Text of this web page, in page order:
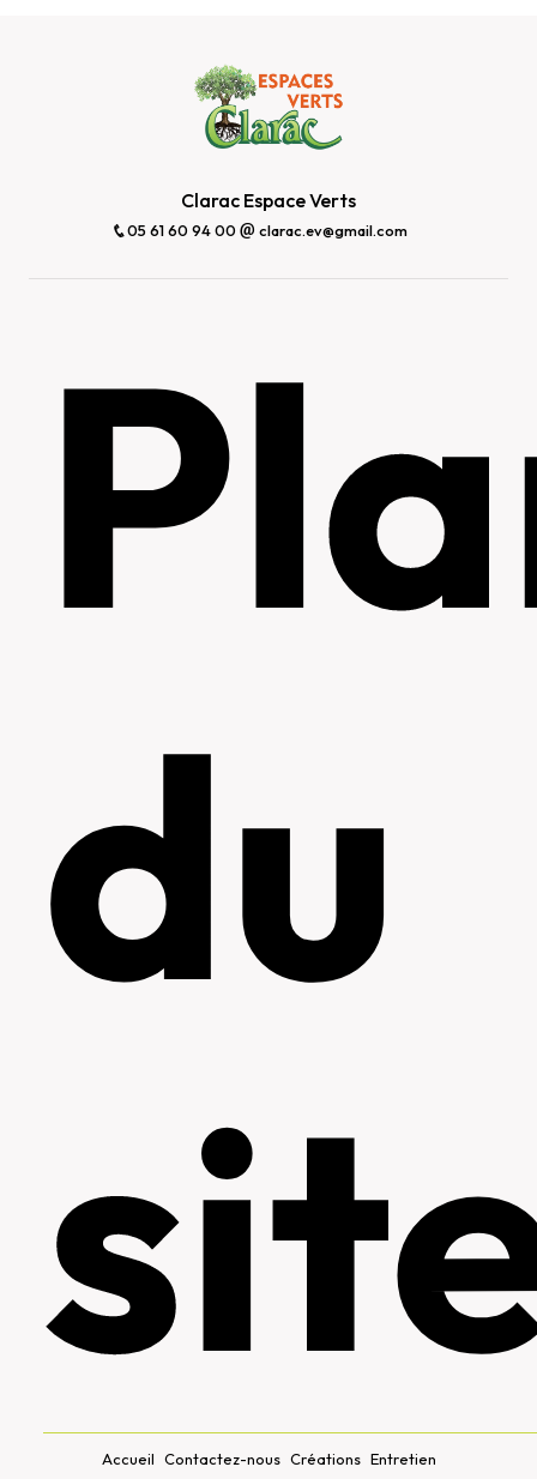
Clarac Espace Verts
05 61 60 94 00 clarac.ev@gmail.com
du
Accueil Contactez-nous Créations Entretien